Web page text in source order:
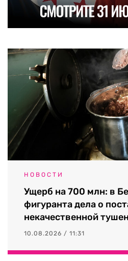
НОВОСТИ
Ущерб на 700 млн: в
фигуранта дела о
некачественной
10.08.2026 / 11:31